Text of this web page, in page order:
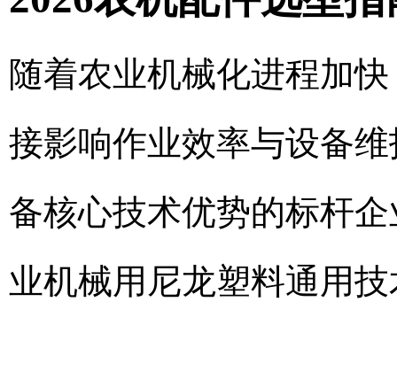
随着农业机械化进程加
接影响作业效率与设备
备核心技术优势的标杆
业机械用尼龙塑料通用